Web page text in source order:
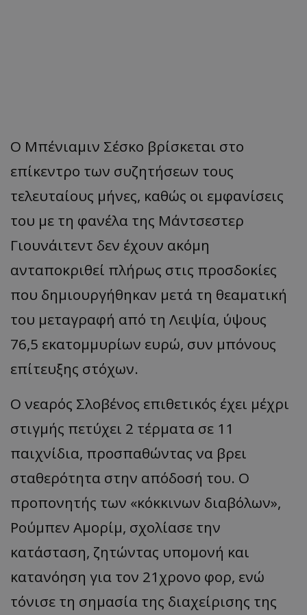
Ο Μπένιαμιν Σέσκο βρίσκεται στο
επίκεντρο των συζητήσεων τους
τελευταίους μήνες, καθώς οι εμφανίσεις
του με τη φανέλα της Μάντσεστερ
Γιουνάιτεντ δεν έχουν ακόμη
ανταποκριθεί πλήρως στις προσδοκίες
που δημιουργήθηκαν μετά τη θεαματική
του μεταγραφή από τη Λειψία, ύψους
76,5 εκατομμυρίων ευρώ, συν μπόνους
επίτευξης στόχων.
Ο νεαρός Σλοβένος επιθετικός έχει μέχρι
στιγμής πετύχει 2 τέρματα σε 11
παιχνίδια, προσπαθώντας να βρει
σταθερότητα στην απόδοσή του. Ο
προπονητής των «κόκκινων διαβόλων»,
Ρούμπεν Αμορίμ, σχολίασε την
κατάσταση, ζητώντας υπομονή και
κατανόηση για τον 21χρονο φορ, ενώ
τόνισε τη σημασία της διαχείρισης της